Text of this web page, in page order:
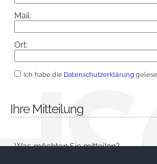
Mail:
Ort:
Ich habe die Datenschutzerklärung
Ihre Mitteilung
Was möchten Sie mitteilen?